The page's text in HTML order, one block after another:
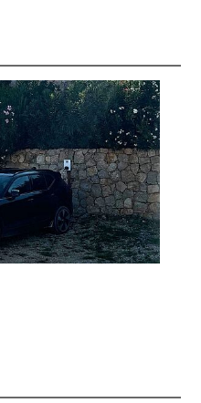
Schmierstoffe, Tankstellen,